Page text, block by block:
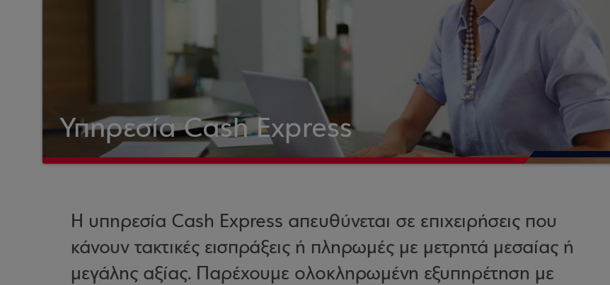
Υπηρεσία Cash Express
Η υπηρεσία Cash Express απευθύνεται σε επιχειρήσεις που
κάνουν τακτικές εισπράξεις ή πληρωμές με μετρητά μεσαίας ή
μεγάλης αξίας. Παρέχουμε ολοκληρωμένη εξυπηρέτηση με